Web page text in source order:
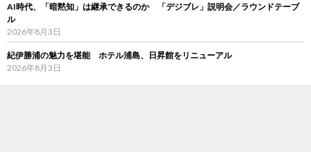
AI時代、「暗黙知」は継承できるのか 「デジブレ」説明会／ラウンドテーブ
ル
2026年8月3日
紀伊勝浦の魅力を堪能 ホテル浦島、日昇館をリニューアル
2026年8月3日